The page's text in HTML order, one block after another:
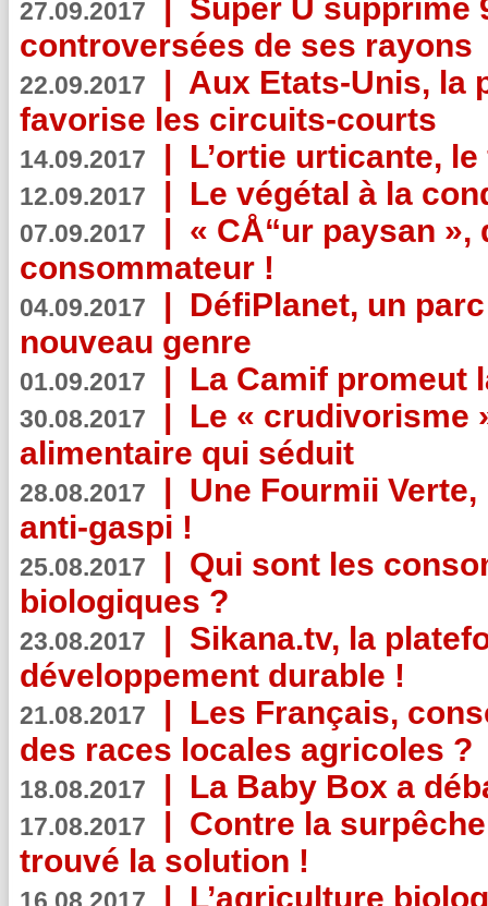
27.09.2017 | Super U supprime
controversées de ses rayons
22.09.2017 | Aux Etats-Unis, la
favorise les circuits-courts
14.09.2017 | L’ortie urticante,
12.09.2017 | Le végétal à la
07.09.2017 | « CÅ“ur paysan
consommateur !
04.09.2017 | DéfiPlanet, un
nouveau genre
01.09.2017 | La Camif promeut
30.08.2017 | Le « crudivorisme
alimentaire qui séduit
28.08.2017 | Une Fourmii
anti-gaspi !
25.08.2017 | Qui sont les
biologiques ?
23.08.2017 | Sikana.tv, la
développement durable !
21.08.2017 | Les Français,
des races locales agricoles ?
18.08.2017 | La Baby Box a
17.08.2017 | Contre la
trouvé la solution !
| L’agriculture